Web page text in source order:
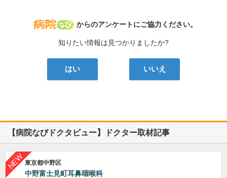
病院なび
からのアンケートにご協力ください。
知りたい情報は見つかりましたか?
はい いいえ
【病院なびドクタビュー】ドクター取材記事
東京都中野区
中野富士見町耳鼻咽喉科